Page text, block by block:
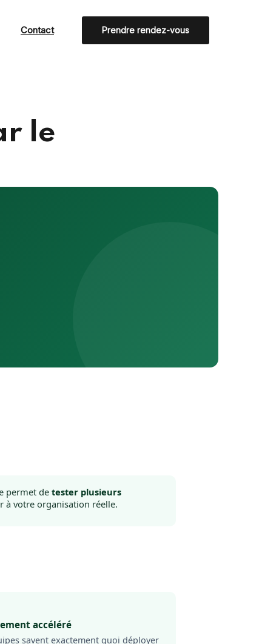
Contact Prendre rendez-vous
le
permet detester plusieurs
à votre organisation réelle.
accéléré
savent exactement quoi déployer